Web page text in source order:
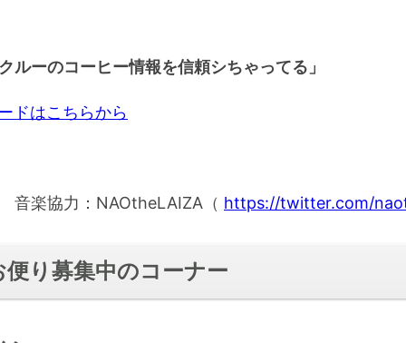
ルーのコーヒー情報を信頼シちゃってる」
ドはこちらから
音楽協力：NAOtheLAIZA（ https://twitter.com/
便り募集中のコーナー